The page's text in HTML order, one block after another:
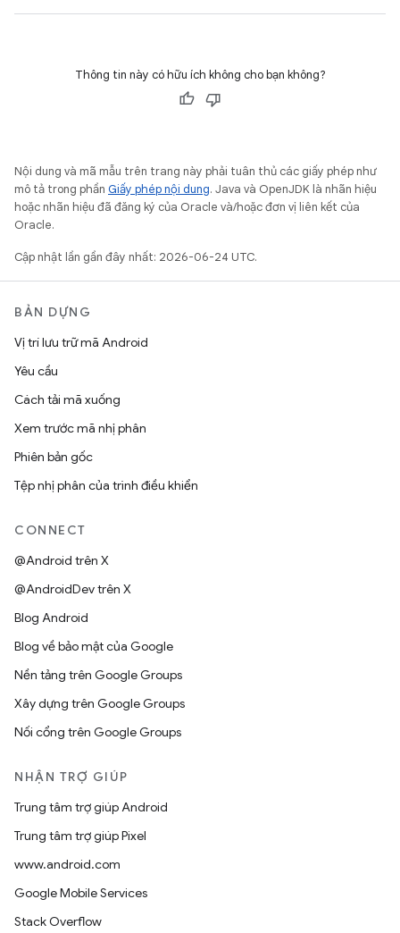
Thông tin này có hữu ích không cho bạn không?
Nội dung và mã mẫu trên trang này phải tuân thủ các giấy phép như
mô tả trong phần Giấy phép nội dung. Java và OpenJDK là nhãn hiệu
hoặc nhãn hiệu đã đăng ký của Oracle và/hoặc đơn vị liên kết của
Oracle.
Cập nhật lần gần đây nhất: 2026-06-24 UTC.
BẢN DỰNG
Vị trí lưu trữ mã Android
Yêu cầu
Cách tải mã xuống
Xem trước mã nhị phân
Phiên bản gốc
Tệp nhị phân của trình điều khiển
CONNECT
@Android trên X
@AndroidDev trên X
Blog Android
Blog về bảo mật của Google
Nền tảng trên Google Groups
Xây dựng trên Google Groups
Nối cổng trên Google Groups
NHẬN TRỢ GIÚP
Trung tâm trợ giúp Android
Trung tâm trợ giúp Pixel
www.android.com
Google Mobile Services
Stack Overflow